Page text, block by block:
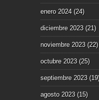
enero 2024(24)
diciembre 2023(21)
noviembre 2023(22)
octubre 2023(25)
septiembre 2023
agosto 2023(15)